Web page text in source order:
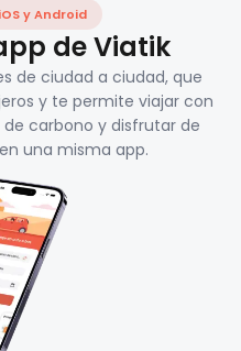
y Android
de Viatik
de ciudad a ciudad, que
y te permite viajar con
carbono y disfrutar de
una misma app.